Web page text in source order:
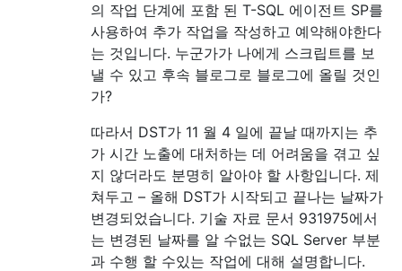
의 작업 단계에 포함 된 T-SQL 에이전트 SP를
사용하여 추가 작업을 작성하고 예약해야한다
는 것입니다. 누군가가 나에게 스크립트를 보
낼 수 있고 후속 블로그로 블로그에 올릴 것인
가?
따라서 DST가 11 월 4 일에 끝날 때까지는 추
가 시간 노출에 대처하는 데 어려움을 겪고 싶
지 않더라도 분명히 알아야 할 사항입니다. 제
쳐두고 – 올해 DST가 시작되고 끝나는 날짜가
변경되었습니다. 기술 자료 문서 931975에서
는 변경된 날짜를 알 수없는 SQL Server 부분
과 수행 할 수있는 작업에 대해 설명합니다.